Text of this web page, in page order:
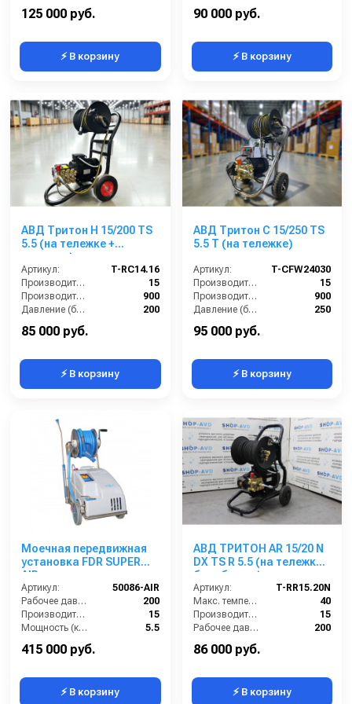
125 000 руб.
⚡ В корзину
Напряжение (В):
90 000 руб.
⚡ В корзину
АВД Тритон Н 15/200 TS
5.5 (на тележке +
катушка)
Артикул:
T-RC14.16
Производительность (л/мин):
15
Производительность (л/ч):
900
Давление (бар):
200
Напряжение (В):
85 000 руб.
⚡ В корзину
АВД Тритон C 15/250 TS
5.5 T (на тележке)
Артикул:
T-CFW24030
Производительность (л/мин):
15
Производительность (л/ч):
900
Давление (бар):
250
Напряжение (В):
95 000 руб.
⚡ В корзину
Моечная передвижная
установка FDR SUPER
AIR с нанесением пены,
200 бар, 15 л/мин с
барабаном
Артикул:
50086-AIR
Рабочее давление (бар):
200
Производительность (л/мин):
15
Мощность (кВт):
5.5
415 000 руб.
⚡ В корзину
АВД ТРИТОН AR 15/20 N
DX TS R 5.5 (на тележке с
барабаном)
Артикул:
T-RR15.20N
Макс. температура воды (°C):
40
Производительность (л/мин):
15
Рабочее давление (бар):
200
86 000 руб.
⚡ В корзину